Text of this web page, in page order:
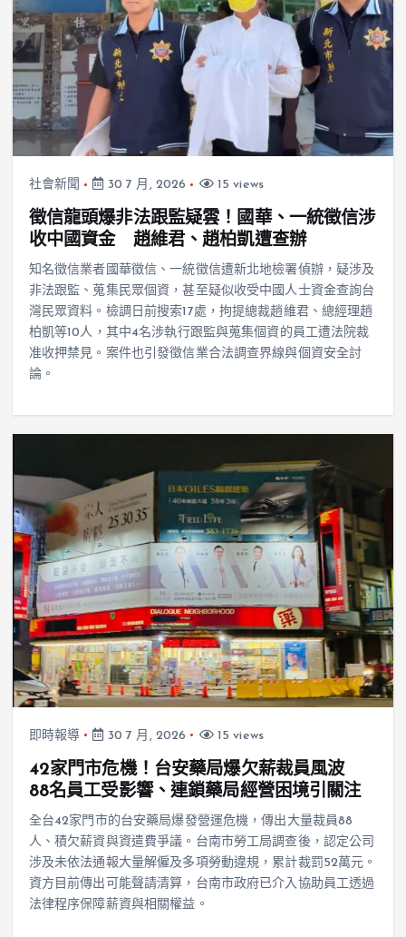
社會新聞 30 7 月, 2026 15 views
徵信龍頭爆非法跟監疑雲！國華、一統徵信涉
收中國資金 趙維君、趙柏凱遭查辦
知名徵信業者國華徵信、一統徵信遭新北地檢署偵辦，疑涉及
非法跟監、蒐集民眾個資，甚至疑似收受中國人士資金查詢台
灣民眾資料。檢調日前搜索17處，拘提總裁趙維君、總經理趙
柏凱等10人，其中4名涉執行跟監與蒐集個資的員工遭法院裁
准收押禁見。案件也引發徵信業合法調查界線與個資安全討
論。
即時報導 30 7 月, 2026 15 views
42家門市危機！台安藥局爆欠薪裁員風波
88名員工受影響、連鎖藥局經營困境引關注
全台42家門市的台安藥局爆發營運危機，傳出大量裁員88
人、積欠薪資與資遣費爭議。台南市勞工局調查後，認定公司
涉及未依法通報大量解僱及多項勞動違規，累計裁罰52萬元。
資方目前傳出可能聲請清算，台南市政府已介入協助員工透過
法律程序保障薪資與相關權益。